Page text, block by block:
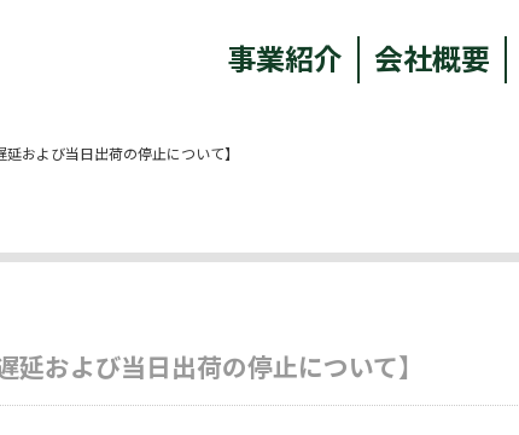
事業紹介 会社概要
延および当日出荷の停止について】
延および当日出荷の停止について】